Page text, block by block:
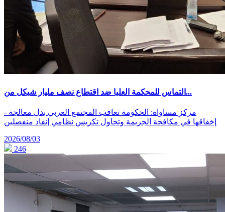
التماس للمحكمة العليا ضد اقتطاع نصف مليار شيكل من...
- مركز مساواة: الحكومة تعاقب المجتمع العربي بدل معالجة
إخفاقها في مكافحة الجريمة وتحاول تكريس نظامي إنفاذ منفصلين
2026/08/03
246